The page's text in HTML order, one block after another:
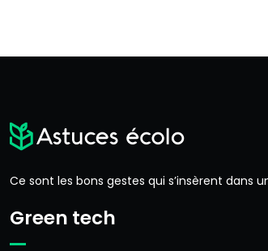
Ce sont les bons gestes qui s’insèrent dans
Green tech